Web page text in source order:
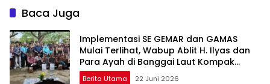
Baca Juga
Implementasi SE GEMAR dan GAMAS
Mulai Terlihat, Wabup Ablit H. Ilyas dan
Para Ayah di Banggai Laut Kompak
Ambil Rapor Anak
Berita Utama 22 Juni 2026